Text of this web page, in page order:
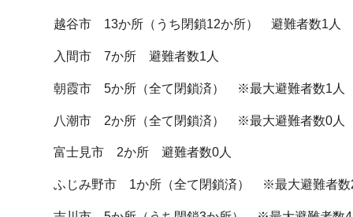
越谷市 13か所（うち閉鎖12か所） 避難者数1人
入間市 7か所 避難者数1人
朝霞市 5か所（全て閉鎖済） ※最大避難者数1人
八潮市 2か所（全て閉鎖済） ※最大避難者数0人
富士見市 2か所 避難者数0人
ふじみ野市 1か所（全て閉鎖済） ※最大避難者数